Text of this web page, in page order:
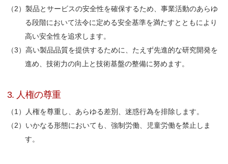
製品とサービスの安全性を確保するため、事業活動のあらゆ
る段階において法令に定める安全基準を満たすとともにより
高い安全性を追求します。
高い製品品質を提供するために、たえず先進的な研究開発を
進め、技術力の向上と技術基盤の整備に努めます。
3. 人権の尊重
人権を尊重し、あらゆる差別、迷惑行為を排除します。
いかなる形態においても、強制労働、児童労働を禁止しま
す。